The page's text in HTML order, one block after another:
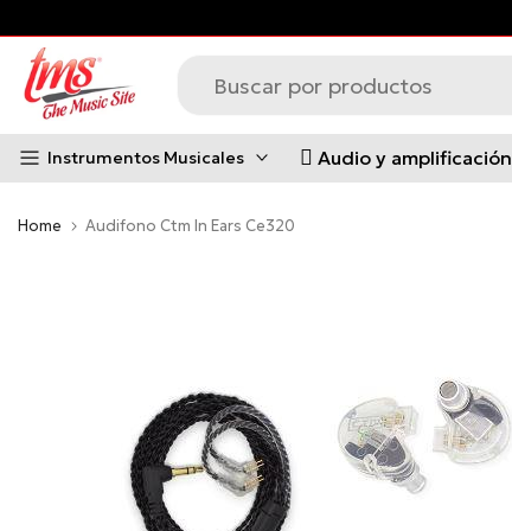
contenido
Instrumentos Musicales Audio y amplificación
Home Audifono Ctm In Ears Ce320